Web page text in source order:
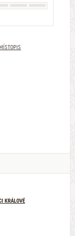
KRÁLOVÉ